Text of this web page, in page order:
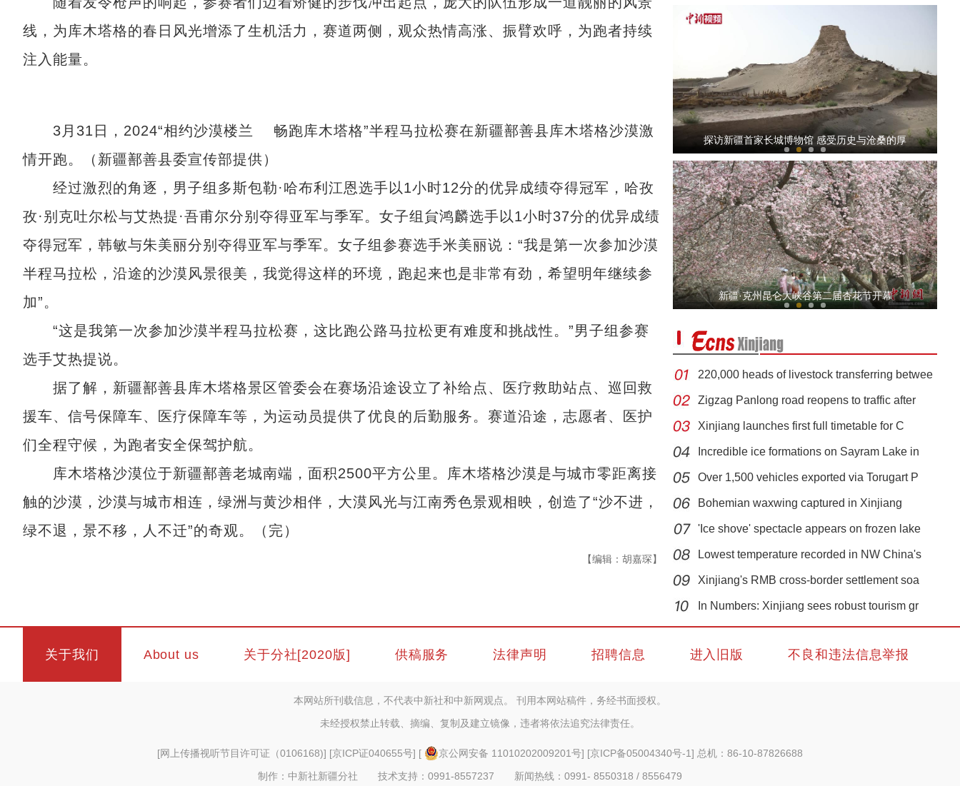
线，为库木塔格的春日风光增添了生机活力，赛道两侧，观众热情高涨、振臂欢呼，为跑者持续
注入能量。
3月31日，2024“相约沙漠楼兰 畅跑库木塔格”半程马拉松赛在新疆鄯善县库木塔格沙漠激
情开跑。（新疆鄯善县委宣传部提供）
经过激烈的角逐，男子组多斯包勒·哈布利江恩选手以1小时12分的优异成绩夺得冠军，哈孜
孜·别克吐尔松与艾热提·吾甫尔分别夺得亚军与季军。女子组貟鸿麟选手以1小时37分的优异成绩
夺得冠军，韩敏与朱美丽分别夺得亚军与季军。女子组参赛选手米美丽说：“我是第一次参加沙漠
半程马拉松，沿途的沙漠风景很美，我觉得这样的环境，跑起来也是非常有劲，希望明年继续参
加”。
“这是我第一次参加沙漠半程马拉松赛，这比跑公路马拉松更有难度和挑战性。”男子组参赛
选手艾热提说。
据了解，新疆鄯善县库木塔格景区管委会在赛场沿途设立了补给点、医疗救助站点、巡回救
援车、信号保障车、医疗保障车等，为运动员提供了优良的后勤服务。赛道沿途，志愿者、医护
们全程守候，为跑者安全保驾护航。
库木塔格沙漠位于新疆鄯善老城南端，面积2500平方公里。库木塔格沙漠是与城市零距离接
触的沙漠，沙漠与城市相连，绿洲与黄沙相伴，大漠风光与江南秀色景观相映，创造了“沙不进，
绿不退，景不移，人不迁”的奇观。（完）
【编辑：胡嘉琛】
探访新疆首家长城博物馆 感受历史与沧桑的厚
新疆温宿：春日天山大峡谷美如诗画
新疆百万亩棉花开播 现代农机“唱主角”
新疆·克州昆仑大峡谷第二届杏花节开幕
220,000 heads of livestock transferring betwee
Zigzag Panlong road reopens to traffic after
Xinjiang launches first full timetable for C
Incredible ice formations on Sayram Lake in
Over 1,500 vehicles exported via Torugart P
Bohemian waxwing captured in Xinjiang
'Ice shove' spectacle appears on frozen lake
Lowest temperature recorded in NW China's
Xinjiang's RMB cross-border settlement soa
In Numbers: Xinjiang sees robust tourism gr
关于我们 About us 关于分社[2020版] 供稿服务 法律声明 招聘信息 进入旧版 不良和违法信息举报
本网站所刊载信息，不代表中新社和中新网观点。 刊用本网站稿件，务经书面授权。
未经授权禁止转载、摘编、复制及建立镜像，违者将依法追究法律责任。
[网上传播视听节目许可证（0106168)] [京ICP证040655号] [ 京公网安备 11010202009201号] [京ICP备05004340号-1] 总机：86-10-87826688
制作：中新社新疆分社 技术支持：0991-8557237 新闻热线：0991- 8550318 / 8556479